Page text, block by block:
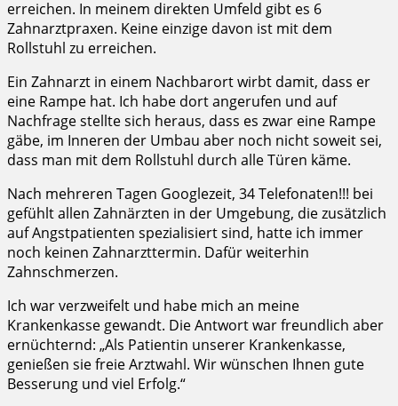
erreichen. In meinem direkten Umfeld gibt es 6
Zahnarztpraxen. Keine einzige davon ist mit dem
Rollstuhl zu erreichen.
Ein Zahnarzt in einem Nachbarort wirbt damit, dass er
eine Rampe hat. Ich habe dort angerufen und auf
Nachfrage stellte sich heraus, dass es zwar eine Rampe
gäbe, im Inneren der Umbau aber noch nicht soweit sei,
dass man mit dem Rollstuhl durch alle Türen käme.
Nach mehreren Tagen Googlezeit, 34 Telefonaten!!! bei
gefühlt allen Zahnärzten in der Umgebung, die zusätzlich
auf Angstpatienten spezialisiert sind, hatte ich immer
noch keinen Zahnarzttermin. Dafür weiterhin
Zahnschmerzen.
Ich war verzweifelt und habe mich an meine
Krankenkasse gewandt. Die Antwort war freundlich aber
ernüchternd: „Als Patientin unserer Krankenkasse,
genießen sie freie Arztwahl. Wir wünschen Ihnen gute
Besserung und viel Erfolg.“